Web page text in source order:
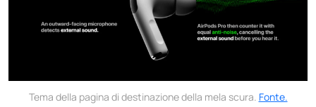
Tema della pagina di destinazione della mela scura. Fonte.